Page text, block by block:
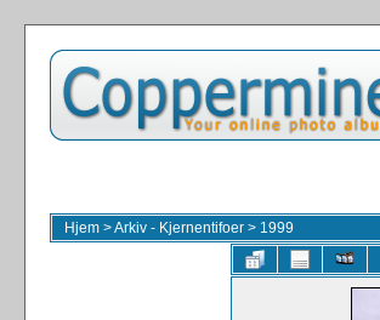
Hjem >Arkiv - Kjernentifoer > 1999